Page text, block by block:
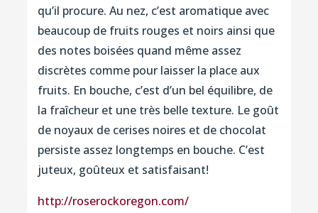
qu’il procure. Au nez, c’est aromatique avec
beaucoup de fruits rouges et noirs ainsi que
des notes boisées quand même assez
discrètes comme pour laisser la place aux
fruits. En bouche, c’est d’un bel équilibre, de
la fraîcheur et une très belle texture. Le goût
de noyaux de cerises noires et de chocolat
persiste assez longtemps en bouche. C’est
juteux, goûteux et satisfaisant!
http://roserockoregon.com/